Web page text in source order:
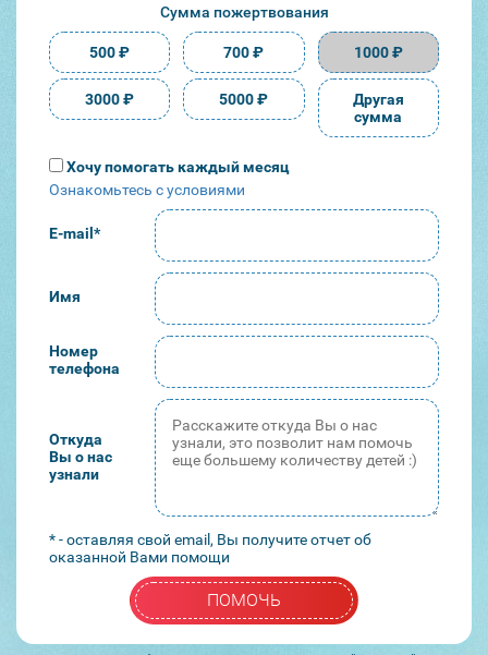
Сумма пожертвования
500 ₽ 700 ₽ 1000 ₽
3000 ₽ 5000 ₽
Хочу помогать каждый месяц
Ознакомьтесь с условиями
E-mail*
Имя
Номер
телефона
Откуда
Вы о нас
узнали
* - оставляя свой email, Вы получите отчет об
оказанной Вами помощи
ПОМОЧЬ